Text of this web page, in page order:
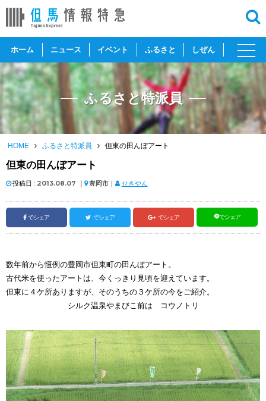
ホーム ニュース イベント ふるさと しぜん
toggle
ふるさと特派員
HOME ふるさと特派員 但東の田んぼアート
但東の田んぼアート
投稿日 : 2013.08.07 ｜ 豊岡市｜ せきやん
でシェア でシェア でシェア でシェア
数年前から恒例の豊岡市但東町の田んぼアート。
古代米を使ったアートは、今くっきり見頃を迎えています。
但東に４ケ所ありますが、そのうちの３ケ所の今をご紹介。
シルク温泉やまびこ前は コウノトリ